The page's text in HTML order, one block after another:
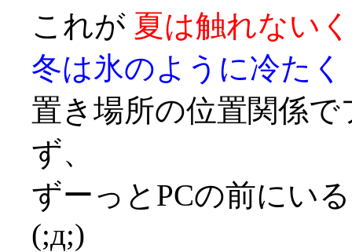
これが 夏は触れない
冬は氷のように冷たく
置き場所の位置関係
ず、
ずーっとPCの前にい
(;д;)